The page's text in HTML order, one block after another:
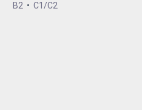
B2 • C1/C2